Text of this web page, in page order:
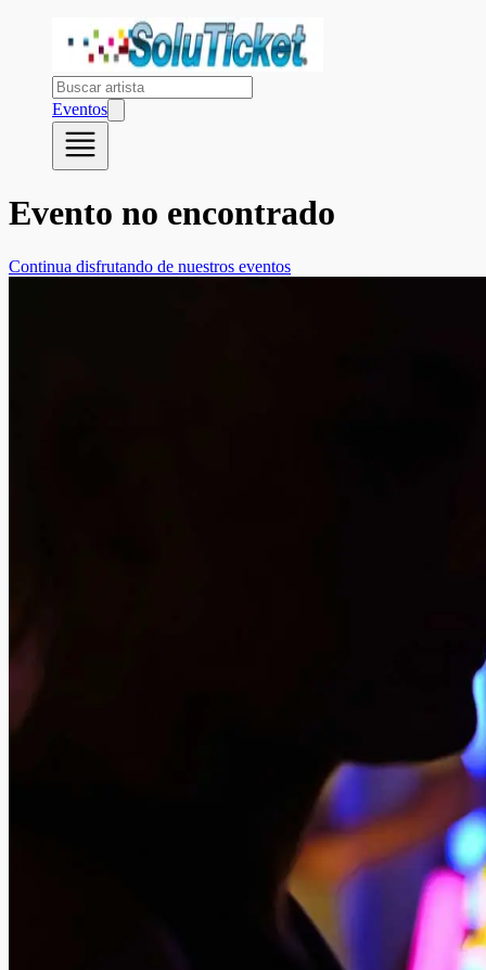
Eventos
Evento no encontrado
Continua disfrutando de nuestros eventos